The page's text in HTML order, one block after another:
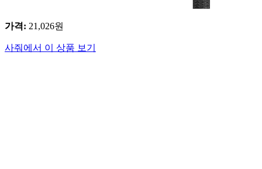
가격: 21,026원
사줘에서 이 상품 보기